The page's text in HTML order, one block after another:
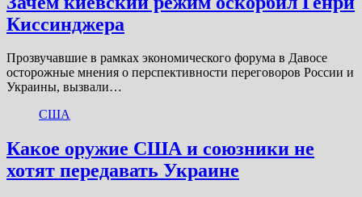
Киссинджера
Прозвучавшие в рамках экономического форума в Давосе
осторожные мнения о перспективности переговоров России и
Украины, вызвали…
США
Какое оружие США и союзники не
хотят передавать Украине